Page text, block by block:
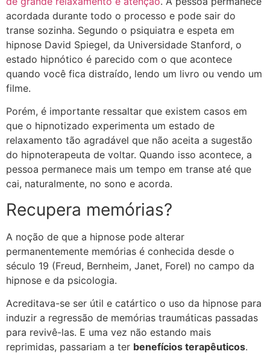
acordada durante todo o processo e pode sair do
transe sozinha. Segundo o psiquiatra e espeta em
hipnose David Spiegel, da Universidade Stanford, o
estado hipnótico é parecido com o que acontece
quando você fica distraído, lendo um livro ou vendo um
filme.
Porém, é importante ressaltar que existem casos em
que o hipnotizado experimenta um estado de
relaxamento tão agradável que não aceita a sugestão
do hipnoterapeuta de voltar. Quando isso acontece, a
pessoa permanece mais um tempo em transe até que
cai, naturalmente, no sono e acorda.
Recupera memórias?
A noção de que a hipnose pode alterar
permanentemente memórias é conhecida desde o
século 19 (Freud, Bernheim, Janet, Forel) no campo da
hipnose e da psicologia.
Acreditava-se ser útil e catártico o uso da hipnose para
induzir a regressão de memórias traumáticas passadas
para revivê-las. E uma vez não estando mais
reprimidas, passariam a ter benefícios terapêuticos.